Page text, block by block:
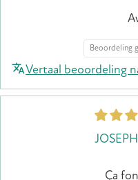
Beoordeling
Vertaal beoordeling
Ça